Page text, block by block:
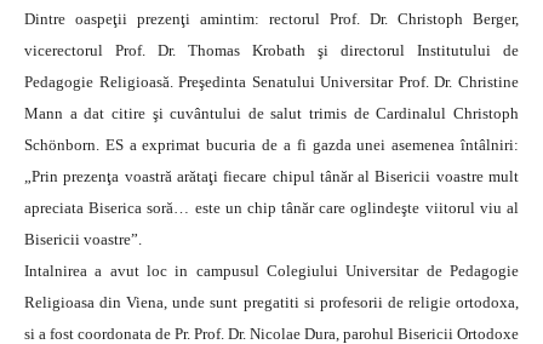
Dintre oaspeţii prezenţi amintim: rectorul Prof. Dr. Christoph Berger,
vicerectorul Prof. Dr. Thomas Krobath şi directorul Institutului de
Pedagogie Religioasă. Preşedinta Senatului Universitar Prof. Dr. Christine
Mann a dat citire şi cuvântului de salut trimis de Cardinalul Christoph
Schönborn. ES a exprimat bucuria de a fi gazda unei asemenea întâlniri:
„Prin prezenţa voastră arătaţi fiecare chipul tânăr al Bisericii voastre mult
apreciata Biserica soră… este un chip tânăr care oglindeşte viitorul viu al
Bisericii voastre”.
Intalnirea a avut loc in campusul Colegiului Universitar de Pedagogie
Religioasa din Viena, unde sunt pregatiti si profesorii de religie ortodoxa,
si a fost coordonata de Pr. Prof. Dr. Nicolae Dura, parohul Bisericii Ortodoxe